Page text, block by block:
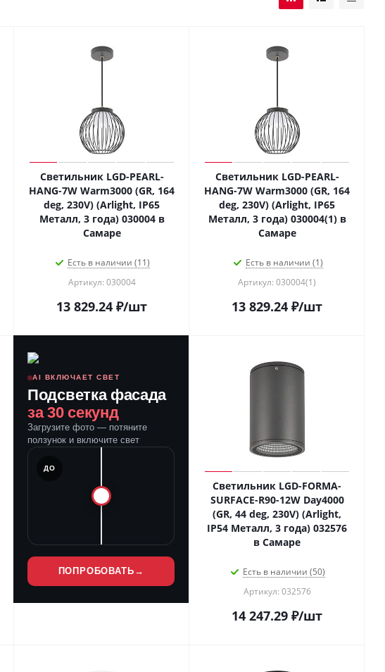
Светильник LGD-PEARL-
HANG-7W Warm3000 (GR, 164
deg, 230V) (Arlight, IP65
Металл, 3 года) 030004 в
Самаре
Есть в наличии (11)
Артикул: 030004
13 829.24 ₽/шт
Светильник LGD-PEARL-
HANG-7W Warm3000 (GR, 164
deg, 230V) (Arlight, IP65
Металл, 3 года) 030004(1) в
Самаре
Есть в наличии (1)
Артикул: 030004(1)
13 829.24 ₽/шт
AI ВКЛЮЧАЕТ СВЕТ
Подсветка фасада
за 30 секунд
Загрузите фото — потяните
ползунок и включите свет
ДО
ПОПРОБОВАТЬ →
Светильник LGD-FORMA-
SURFACE-R90-12W Day4000
(GR, 44 deg, 230V) (Arlight,
IP54 Металл, 3 года) 032576
в Самаре
Есть в наличии (50)
Артикул: 032576
14 247.29 ₽/шт